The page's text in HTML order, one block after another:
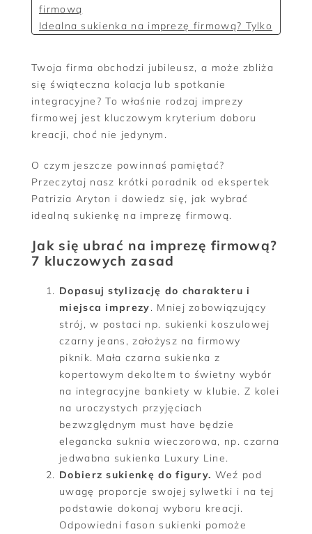
firmową
Idealna sukienka na imprezę firmową? Tylko
Twoja firma obchodzi jubileusz, a może zbliża
się świąteczna kolacja lub spotkanie
integracyjne? To właśnie rodzaj imprezy
firmowej jest kluczowym kryterium doboru
kreacji, choć nie jedynym.
O czym jeszcze powinnaś pamiętać?
Przeczytaj nasz krótki poradnik od ekspertek
Patrizia Aryton i dowiedz się, jak wybrać
idealną sukienkę na imprezę firmową.
Jak się ubrać na imprezę firmową?
7 kluczowych zasad
Dopasuj stylizację do charakteru i
miejsca imprezy. Mniej zobowiązujący
strój, w postaci np. sukienki koszulowej
czarny jeans, założysz na firmowy
piknik. Mała czarna sukienka z
kopertowym dekoltem to świetny wybór
na integracyjne bankiety w klubie. Z kolei
na uroczystych przyjęciach
bezwzględnym must have będzie
elegancka suknia wieczorowa, np. czarna
jedwabna sukienka Luxury Line.
Dobierz sukienkę do figury. Weź pod
uwagę proporcje swojej sylwetki i na tej
podstawie dokonaj wyboru kreacji.
Odpowiedni fason sukienki pomoże